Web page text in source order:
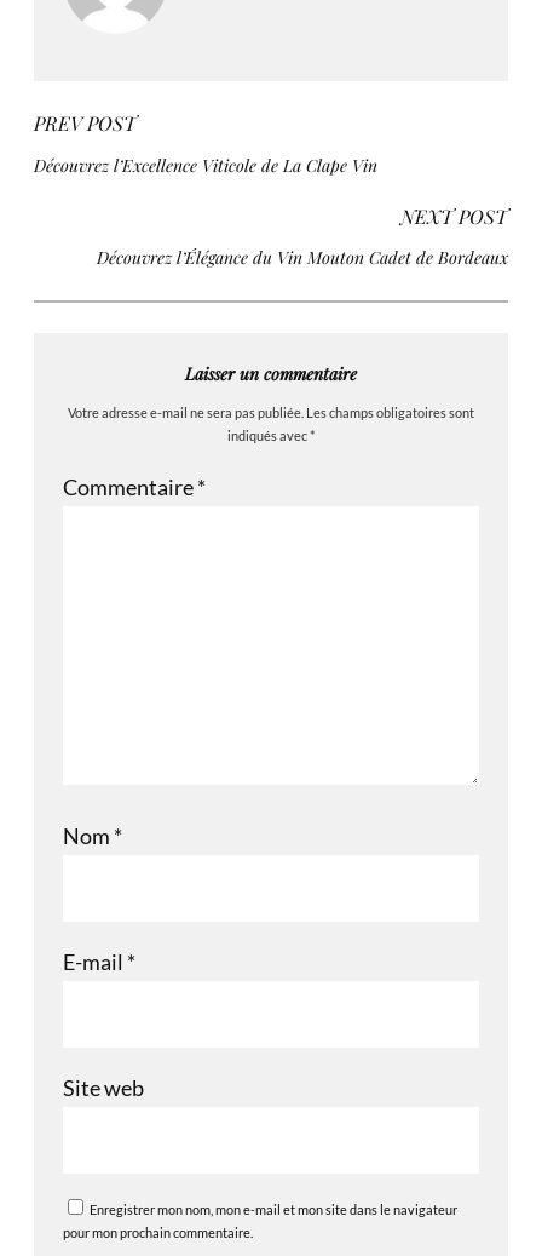
PREV POST
Découvrez l’Excellence Viticole de La Clape Vin
NEXT POST
Découvrez l’Élégance du Vin Mouton Cadet de Bordeaux
Laisser un commentaire
Votre adresse e-mail ne sera pas publiée. Les champs obligatoires sont
indiqués avec*
Commentaire*
Nom *
E-mail *
Site web
Enregistrer mon nom, mon e-mail et mon site dans le navigateur
pour mon prochain commentaire.